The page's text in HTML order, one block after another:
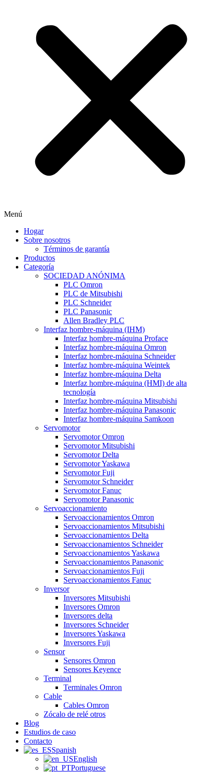
Menú
Hogar
Sobre nosotros
Términos de garantía
Productos
Categoría
SOCIEDAD ANÓNIMA
PLC Omron
PLC de Mitsubishi
PLC Schneider
PLC Panasonic
Allen Bradley PLC
Interfaz hombre-máquina (IHM)
Interfaz hombre-máquina Proface
Interfaz hombre-máquina Omron
Interfaz hombre-máquina Schneider
Interfaz hombre-máquina Weintek
Interfaz hombre-máquina Delta
Interfaz hombre-máquina (HMI) de alta
tecnología
Interfaz hombre-máquina Mitsubishi
Interfaz hombre-máquina Panasonic
Interfaz hombre-máquina Samkoon
Servomotor
Servomotor Omron
Servomotor Mitsubishi
Servomotor Delta
Servomotor Yaskawa
Servomotor Fuji
Servomotor Schneider
Servomotor Fanuc
Servomotor Panasonic
Servoaccionamiento
Servoaccionamientos Omron
Servoaccionamientos Mitsubishi
Servoaccionamientos Delta
Servoaccionamientos Schneider
Servoaccionamientos Yaskawa
Servoaccionamientos Panasonic
Servoaccionamientos Fuji
Servoaccionamientos Fanuc
Inversor
Inversores Mitsubishi
Inversores Omron
Inversores delta
Inversores Schneider
Inversores Yaskawa
Inversores Fuji
Sensor
Sensores Omron
Sensores Keyence
Terminal
Terminales Omron
Cable
Cables Omron
Zócalo de relé otros
Blog
Estudios de caso
Contacto
Spanish
English
Portuguese